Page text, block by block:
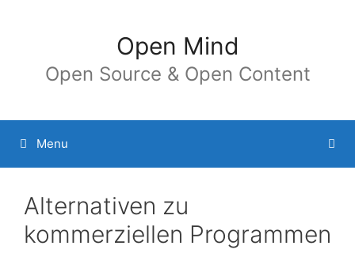
Open Mind
Open Source & Open Content
Menu
Alternativen zu
kommerziellen Programmen